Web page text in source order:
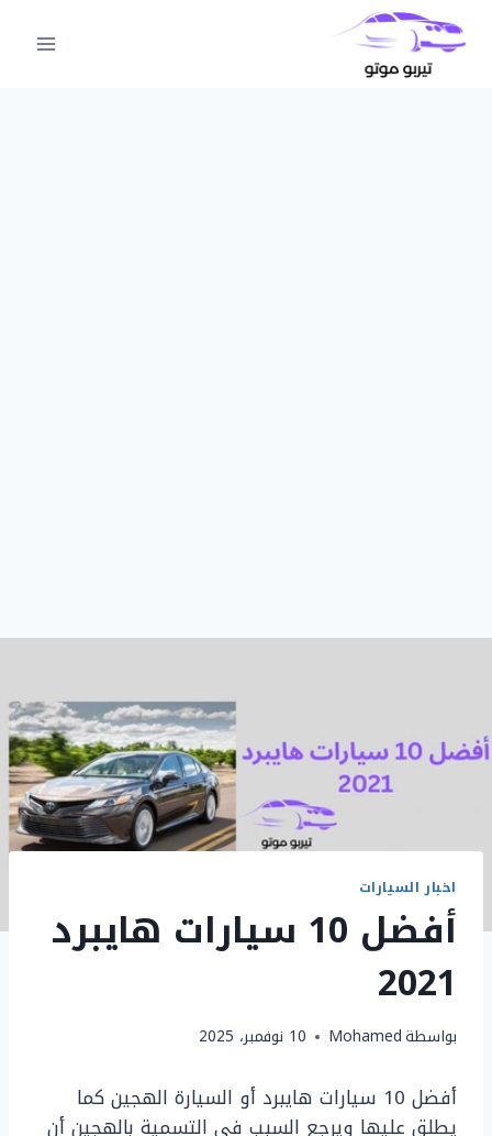
التجاوز
إلى
المحتوى
اخبار السيارات
أفضل 10 سيارات هايبرد
2021
بواسطةMohamed 10 نوفمبر، 2025
أفضل 10 سيارات هايبرد أو السيارة الهجين كما
يطلق عليها ويرجع السبب في التسمية بالهجين أن